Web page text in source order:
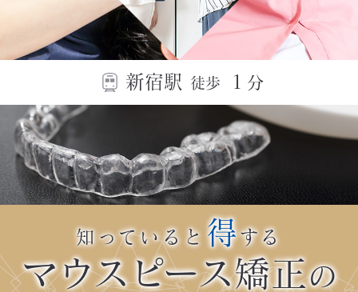
新宿駅 徒歩 １ 分
知っていると 得する
マウスピース矯正の